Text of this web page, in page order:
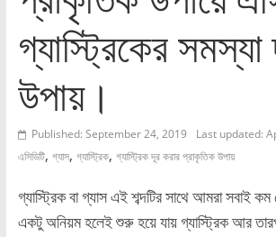
গ্যাস্ট্রিকের
উপায়।
Published: September 24, 2019 Last updated:
এসিডিটি, গ্যাস, গ্যাস্ট্রিক, গ্যাস্ট্রিক দূর করার প্রাকৃতিক উপায়
গ্যাস্ট্রিক বা গ্যাস এই শব্দটির সাথে আমরা সবাই কম
একটু অনিয়ম হলেই শুরু হয়ে যায় গ্যাস্ট্রিক আর